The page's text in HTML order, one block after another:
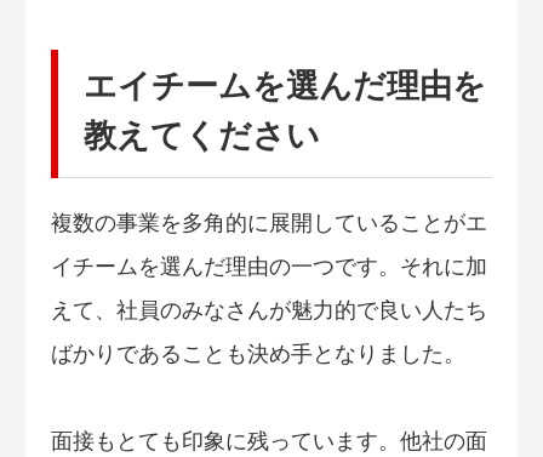
エイチームを選んだ理由を
教えてください
複数の事業を多角的に展開していることがエ
イチームを選んだ理由の一つです。それに加
えて、社員のみなさんが魅力的で良い人たち
ばかりであることも決め手となりました。
面接もとても印象に残っています。他社の面